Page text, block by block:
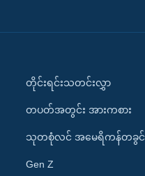
တိုင်းရင်းသတင်းလွှာ
တပတ်အတွင်း အားကစား
သုတစုံလင် အမေရိကန်တခွင်
Gen Z